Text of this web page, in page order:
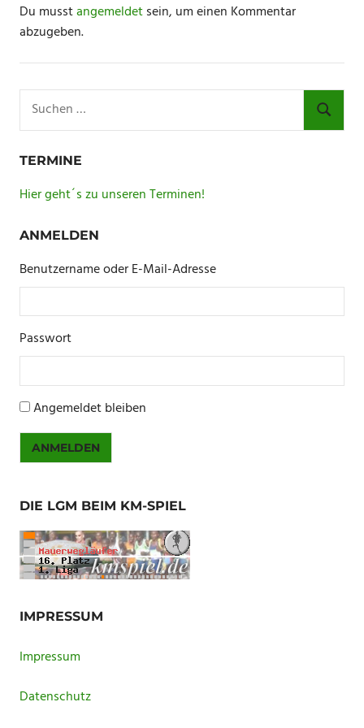
Du musstangemeldetsein, um einen Kommentar
abzugeben.
nach:
SUCHEN
TERMINE
Hier geht´s zu unseren Terminen!
ANMELDEN
Benutzername oder E-Mail-Adresse
Passwort
Angemeldet bleiben
ANMELDEN
DIE LGM BEIM KM-SPIEL
IMPRESSUM
Impressum
Datenschutz